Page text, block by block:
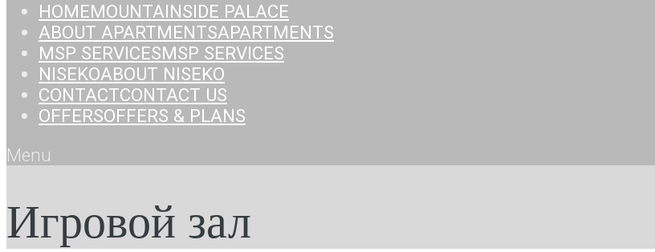
HOMEMOUNTAINSIDE PALACE
ABOUT APARTMENTSAPARTMENTS
MSP SERVICESMSP SERVICES
NISEKOABOUT NISEKO
CONTACTCONTACT US
OFFERSOFFERS & PLANS
Menu
Игровой зал